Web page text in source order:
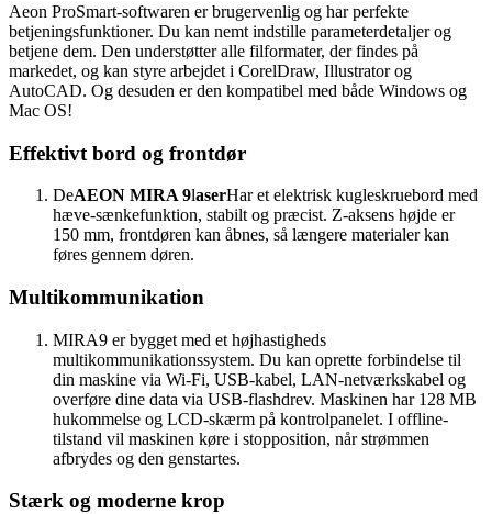
Aeon ProSmart-softwaren er brugervenlig og har perfekte
betjeningsfunktioner. Du kan nemt indstille parameterdetaljer og
betjene dem. Den understøtter alle filformater, der findes på
markedet, og kan styre arbejdet i CorelDraw, Illustrator og
AutoCAD. Og desuden er den kompatibel med både Windows og
Mac OS!
Effektivt bord og frontdør
DeAEON MIRA 9laserHar et elektrisk kugleskruebord med
hæve-sænkefunktion, stabilt og præcist. Z-aksens højde er
150 mm, frontdøren kan åbnes, så længere materialer kan
føres gennem døren.
Multikommunikation
MIRA9 er bygget med et højhastigheds
multikommunikationssystem. Du kan oprette forbindelse til
din maskine via Wi-Fi, USB-kabel, LAN-netværkskabel og
overføre dine data via USB-flashdrev. Maskinen har 128 MB
hukommelse og LCD-skærm på kontrolpanelet. I offline-
tilstand vil maskinen køre i stopposition, når strømmen
afbrydes og den genstartes.
Stærk og moderne krop